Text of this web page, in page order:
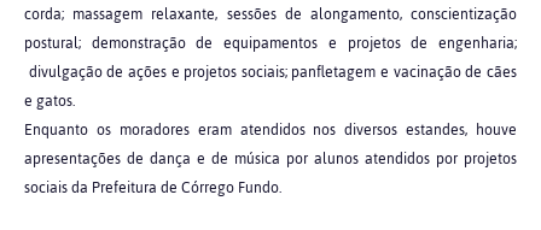
corda; massagem relaxante, sessões de alongamento, conscientização
postural; demonstração de equipamentos e projetos de engenharia;
divulgação de ações e projetos sociais; panfletagem e vacinação de cães
e gatos.
Enquanto os moradores eram atendidos nos diversos estandes, houve
apresentações de dança e de música por alunos atendidos por projetos
sociais da Prefeitura de Córrego Fundo.